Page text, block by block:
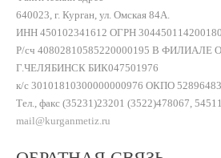
640023, г. Курган, ул. Омская 84А.
ИНН 450102341612 ОГРН 304450114200180
Р/сч 40802810585220000195 В ФИЛИАЛЕ
Г.ЧЕЛЯБИНСК БИК047501976
к/с 30101810300000000976 ОКПО
Тел., факс (35231)23201 (3522)478067,
mail@kurganmetiz.ru